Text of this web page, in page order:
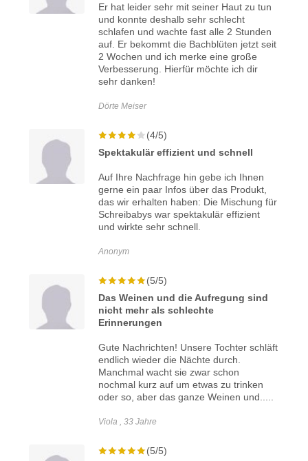
Er hat leider sehr mit seiner Haut zu tun
und konnte deshalb sehr schlecht
schlafen und wachte fast alle 2 Stunden
auf. Er bekommt die Bachblüten jetzt seit
2 Wochen und ich merke eine große
Verbesserung. Hierfür möchte ich dir
sehr danken!
Dörte Meiser
(4/5)
Spektakulär effizient und schnell
Auf Ihre Nachfrage hin gebe ich Ihnen
gerne ein paar Infos über das Produkt,
das wir erhalten haben: Die Mischung für
Schreibabys war spektakulär effizient
und wirkte sehr schnell.
Anonym
(5/5)
Das Weinen und die Aufregung sind
nicht mehr als schlechte
Erinnerungen
Gute Nachrichten! Unsere Tochter schläft
endlich wieder die Nächte durch.
Manchmal wacht sie zwar schon
nochmal kurz auf um etwas zu trinken
oder so, aber das ganze Weinen und.....
Viola , 33 Jahre
(5/5)